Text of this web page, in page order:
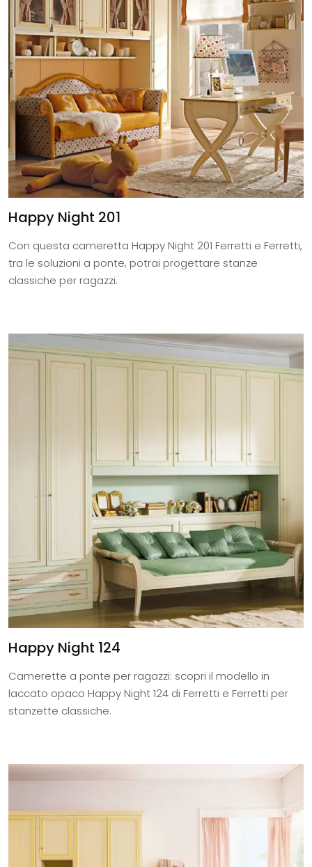
Happy Night 201
Con questa cameretta Happy Night 201 Ferretti e Ferretti,
tra le soluzioni a ponte, potrai progettare stanze
classiche per ragazzi.
Happy Night 124
Camerette a ponte per ragazzi: scopri il modello in
laccato opaco Happy Night 124 di Ferretti e Ferretti per
stanzette classiche.